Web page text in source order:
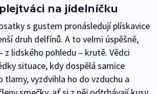
na jídelníčku
s gustem pronásledují plískavice
druh delfínů. A to velmi úspěšně,
z lidského pohledu – krutě. Vědci
situace, kdy dospělá samice
tlamy, vyzdvihla ho do vzduchu a